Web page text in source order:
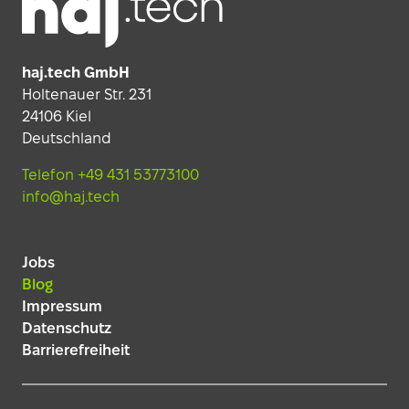
haj.tech GmbH
Holtenauer Str. 231
24106 Kiel
Deutschland
Telefon +49 431 53773100
info@haj.tech
Jobs
Blog
Impressum
Datenschutz
Barrierefreiheit